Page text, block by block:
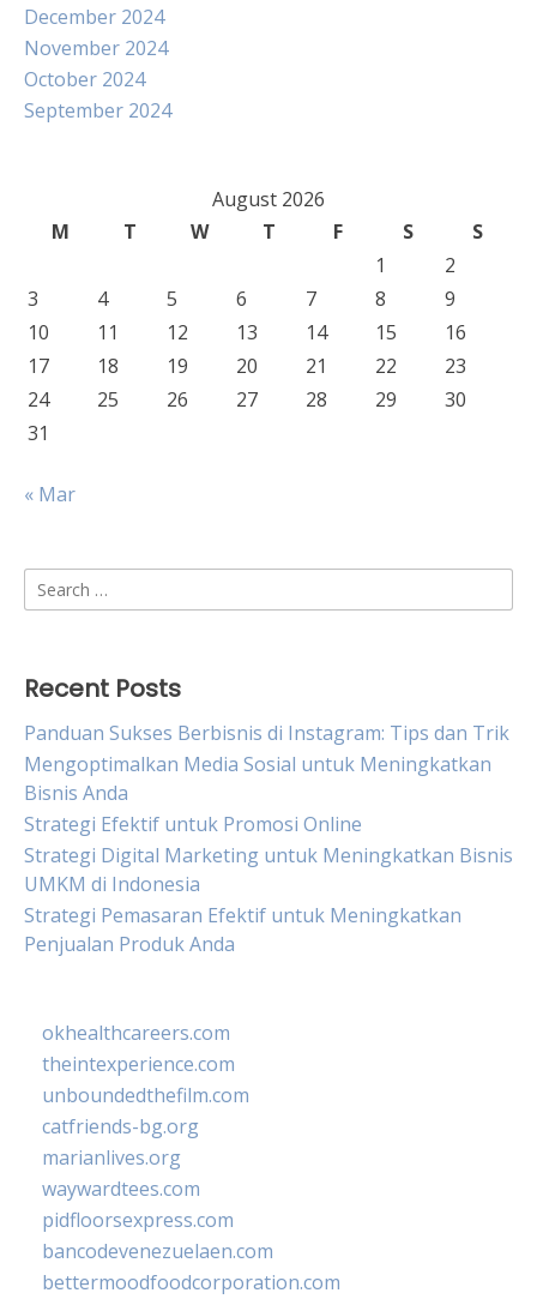
December 2024
November 2024
October 2024
September 2024
August 2026
M
T W T F S
S
1
2
3
4 5 6 7 8
9
10
11 12 13 14 15
16
17
18 19 20 21 22
23
24
25 26 27 28 29
30
31
« Mar
Search
for:
Recent Posts
Panduan Sukses Berbisnis di Instagram: Tips dan Trik
Mengoptimalkan Media Sosial untuk Meningkatkan
Bisnis Anda
Strategi Efektif untuk Promosi Online
Strategi Digital Marketing untuk Meningkatkan Bisnis
UMKM di Indonesia
Strategi Pemasaran Efektif untuk Meningkatkan
Penjualan Produk Anda
okhealthcareers.com
theintexperience.com
unboundedthefilm.com
catfriends-bg.org
marianlives.org
waywardtees.com
pidfloorsexpress.com
bancodevenezuelaen.com
bettermoodfoodcorporation.com